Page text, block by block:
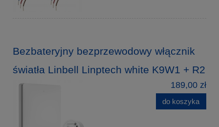
Bezbateryjny bezprzewodowy włącznik
światła Linbell Linptech white K9W1 + R2
189,00 zł
do koszyka